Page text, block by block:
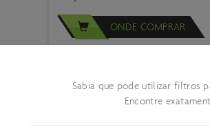
ONDE COMPRAR
Sabia que pode utilizar filtros
Encontre